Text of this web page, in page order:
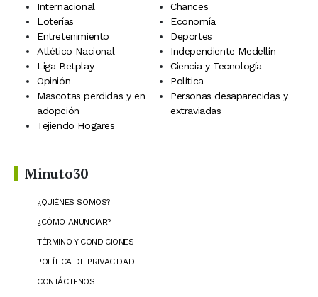
Internacional
Chances
Loterías
Economía
Entretenimiento
Deportes
Atlético Nacional
Independiente Medellín
Liga Betplay
Ciencia y Tecnología
Opinión
Política
Mascotas perdidas y en
adopción
Personas desaparecidas y
extraviadas
Tejiendo Hogares
Minuto30
¿QUIÉNES SOMOS?
¿CÓMO ANUNCIAR?
TÉRMINO Y CONDICIONES
POLÍTICA DE PRIVACIDAD
CONTÁCTENOS